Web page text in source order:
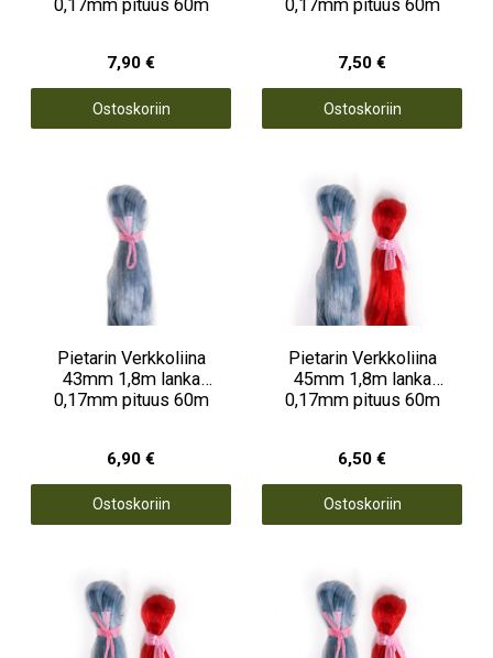
0,17mm pituus 60m
7,90 €
Ostoskoriin
0,17mm pituus 60m
7,50 €
Ostoskoriin
Pietarin Verkkoliina
43mm 1,8m lanka
0,17mm pituus 60m
6,90 €
Ostoskoriin
Pietarin Verkkoliina
45mm 1,8m lanka
0,17mm pituus 60m
6,50 €
Ostoskoriin